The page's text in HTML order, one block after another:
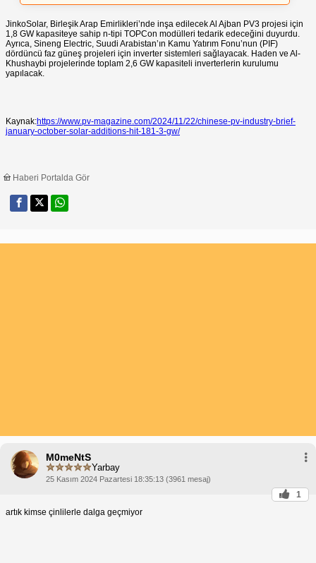
JinkoSolar, Birleşik Arap Emirlikleri’nde inşa edilecek Al Ajban PV3 projesi için
1,8 GW kapasiteye sahip n-tipi TOPCon modülleri tedarik edeceğini duyurdu.
Ayrıca, Sineng Electric, Suudi Arabistan’ın Kamu Yatırım Fonu’nun (PIF)
dördüncü faz güneş projeleri için inverter sistemleri sağlayacak. Haden ve Al-
Khushaybi projelerinde toplam 2,6 GW kapasiteli inverterlerin kurulumu
yapılacak.
Kaynak:https://www.pv-magazine.com/2024/11/22/chinese-pv-industry-brief-
january-october-solar-additions-hit-181-3-gw/
Haberi Portalda Gör
M0meNtS
Yarbay
25 Kasım 2024 Pazartesi 18:35:13 (3961 mesaj)
1
artık kimse çinlilerle dalga geçmiyor